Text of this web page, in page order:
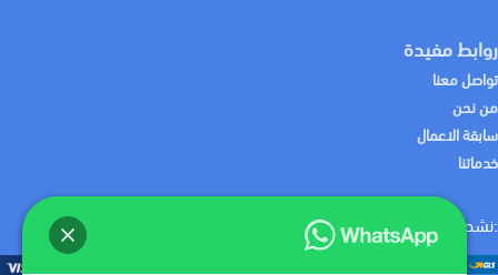
روابط مفيدة
تواصل معنا
من نحن
سابقة الاعمال
خدماتنا
:نشحن لك منتجاتك باستخدام